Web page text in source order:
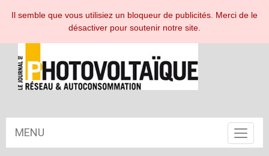
ESPACE ABONNÉ
MENU
Toggle
Il semble que vous utilisiez un bloqueur de publicités. Merci de le
désactiver pour soutenir notre site.